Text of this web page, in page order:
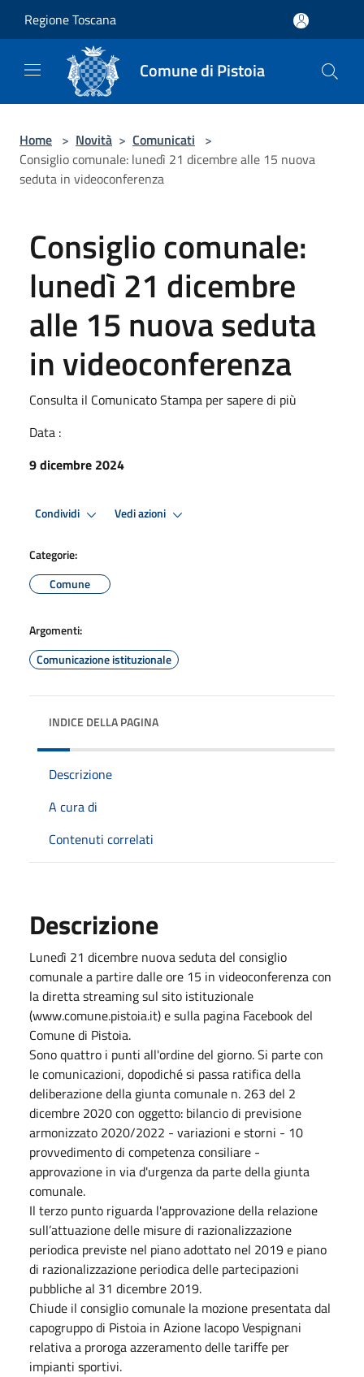
Regione Toscana
Comune di Pistoia
Home > Novità > Comunicati >
Consiglio comunale: lunedì 21 dicembre alle 15 nuova
seduta in videoconferenza
Consiglio comunale:
lunedì 21 dicembre
alle 15 nuova seduta
in videoconferenza
Consulta il Comunicato Stampa per sapere di più
Data :
9 dicembre 2024
Condividi Vedi azioni
Categorie:
Comune
Argomenti:
Comunicazione istituzionale
INDICE DELLA PAGINA
Descrizione
A cura di
Contenuti correlati
Descrizione
Lunedì 21 dicembre nuova seduta del consiglio
comunale a partire dalle ore 15 in videoconferenza con
la diretta streaming sul sito istituzionale
(www.comune.pistoia.it) e sulla pagina Facebook del
Comune di Pistoia.
Sono quattro i punti all'ordine del giorno. Si parte con
le comunicazioni, dopodiché si passa ratifica della
deliberazione della giunta comunale n. 263 del 2
dicembre 2020 con oggetto: bilancio di previsione
armonizzato 2020/2022 - variazioni e storni - 10
provvedimento di competenza consiliare -
approvazione in via d'urgenza da parte della giunta
comunale.
Il terzo punto riguarda l'approvazione della relazione
sull’attuazione delle misure di razionalizzazione
periodica previste nel piano adottato nel 2019 e piano
di razionalizzazione periodica delle partecipazioni
pubbliche al 31 dicembre 2019.
Chiude il consiglio comunale la mozione presentata dal
capogruppo di Pistoia in Azione Iacopo Vespignani
relativa a proroga azzeramento delle tariffe per
impianti sportivi.